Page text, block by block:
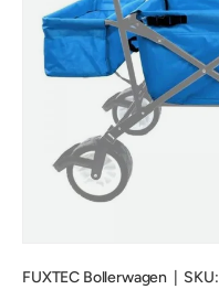
FUXTEC Bollerwagen SKU: